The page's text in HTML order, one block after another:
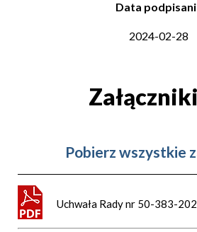
Data
2024-02-28
Pobierz wszystkie
Uchwała Rady nr 50-383-